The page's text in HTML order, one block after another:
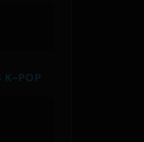
K-POP